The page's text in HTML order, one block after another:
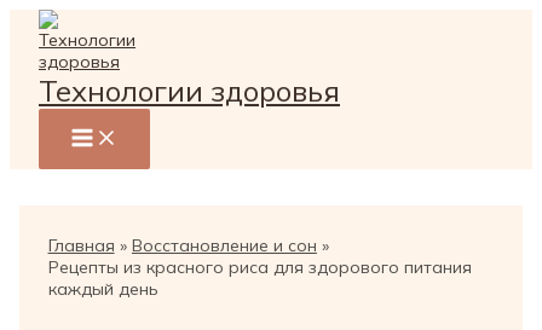
Перейти
содержимому
Технологии здоровья
Главная
Восстановление и сон
Рецепты из красного риса для здорового питания
каждый день